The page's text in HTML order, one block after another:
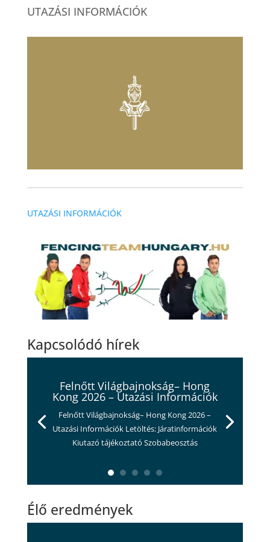
UTAZÁSI INFORMÁCIÓK
UTAZÁSI INFORMÁCIÓK
Kapcsolódó hírek
Felnőtt Világbajnokság– Hong
Kong 2026 – Utazási Információk
Felnőtt Világbajnokság– Hong Kong 2026 –
Utazási Információk Letöltés: Járatinformációk
Kiutazó tájékoztató Szobabeosztás
Élő eredmények